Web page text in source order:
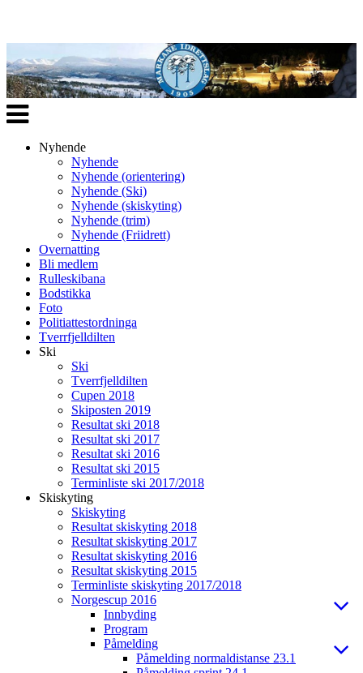
Veksle
navigasjon
Nyhende
Nyhende
Nyhende (orientering)
Nyhende (Ski)
Nyhende (skiskyting)
Nyhende (trim)
Nyhende (Friidrett)
Overnatting
Bli medlem
Rulleskibana
Bodstikka
Foto
Politiattestordninga
Tverrfjelldilten
Ski
Ski
Tverrfjelldilten
Cupen 2018
Skiposten 2019
Resultat ski 2018
Resultat ski 2017
Resultat ski 2016
Resultat ski 2015
Terminliste ski 2017/2018
Skiskyting
Skiskyting
Resultat skiskyting 2018
Resultat skiskyting 2017
Resultat skiskyting 2016
Resultat skiskyting 2015
Terminliste skiskyting 2017/2018
Norgescup 2016
Innbyding
Program
Påmelding
Påmelding normaldistanse 23.1